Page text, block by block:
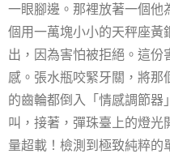
一眼腳邊。那裡放著一個他
個用一萬塊小小的天秤座黃
出，因為害怕被拒絕。這
感。張水瓶咬緊牙關，將
的齒輪都倒入「情感調節
叫，接著，彈珠臺上的燈
量超載！檢測到極致純粹